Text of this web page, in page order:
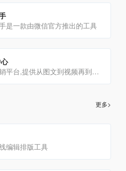
是一款由微信官方推出的工具
基于阿里妈妈营销平台,提供从图文到视频再到落地页的素材级智能化创意支持,是您营销创意数字资产累积和升值的阵地,最大化提升营销的效率和效果。提供强大的视频模板库和编辑器,贴...
更多>
编辑排版工具